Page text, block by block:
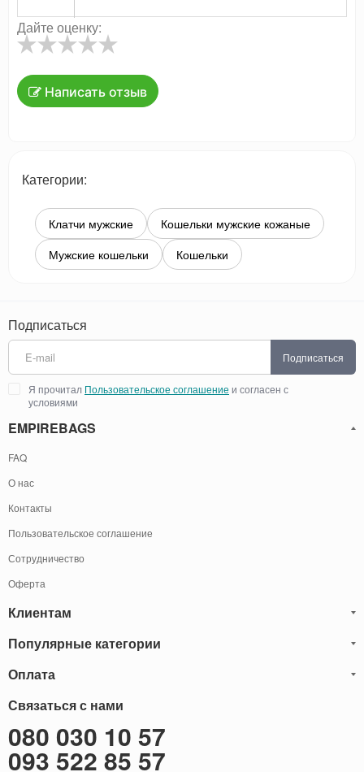
Дайте оценку:
Написать отзыв
Категории:
Клатчи мужские
Кошельки мужские кожаные
Мужские кошельки
Кошельки
Подписаться
Подписаться
Я прочитал Пользовательское соглашение и согласен с
условиями
EMPIREBAGS
FAQ
О нас
Контакты
Пользовательское соглашение
Сотрудничество
Оферта
Клиентам
Блог
Обмен и Возврат
Карта сайта
Бонусы
Популярные категории
Мужские кожаные сумки
Саквояжи
Мужские кожаные кошельки
Оплата
Оплату товаров можно
осуществить
Наличными
Наложенный платёж (Оплата при получение)
Через терминал (Только самовывоз)
Связаться с нами
080 030 10 57
093 522 85 57